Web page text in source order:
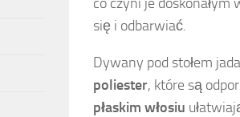
się i odbarwiać.
Dywany pod stołem
poliester, które są
płaskim włosiu